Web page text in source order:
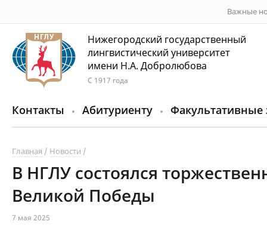
Важные
Нижегородский государственный
лингвистический университет
имени Н.А. Добролюбова
С 1917 года
Контакты Абитуриенту Факультативные
Главная Новости
В НГЛУ состоялся
Великой Победы
7 мая 2025